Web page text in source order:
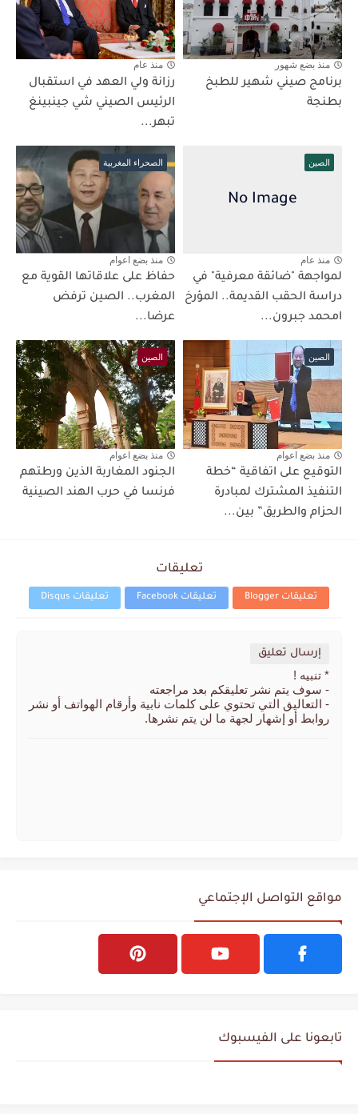
منذ بضع شهور
برنامج صيني شهير للطبخ
بطنجة
منذ عام
رزانة ولي العهد في استقبال
الرئيس الصيني شي جينبينغ
تبهر...
الصين
منذ عام
لمواجهة "ضائقة معرفية" في
دراسة الحقب القديمة.. المؤرخ
امحمد جبرون...
الصحراء المغربية
منذ بضع اعوام
حفاظ على علاقاتها القوية مع
المغرب.. الصين ترفض
عرضا...
الصين
منذ بضع اعوام
التوقيع على اتفاقية “خطة
التنفيذ المشترك لمبادرة
الحزام والطريق” بين...
الصين
منذ بضع اعوام
الجنود المغاربة الذين ورطتهم
فرنسا في حرب الهند الصينية
تعليقات
تعليقات Blogger تعليقات Facebook تعليقات Disqus
إرسال تعليق
* تنبيه !
- سوف يتم نشر تعليقكم بعد مراجعته
- التعاليق التي تحتوي على كلمات نابية وأرقام الهواتف أو نشر
روابط أو إشهار لجهة ما لن يتم نشرها.
مواقع التواصل الإجتماعي
تابعونا على الفيسبوك